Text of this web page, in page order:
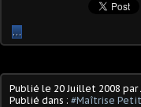
…
Publié le 20 Juillet 2008 par
Publié dans : #Maîtrise